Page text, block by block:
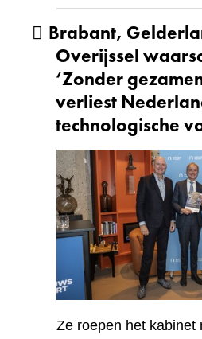
Brabant,
Overijssel
‘Zonder
verliest
technologische
Ze roepen het kabinet